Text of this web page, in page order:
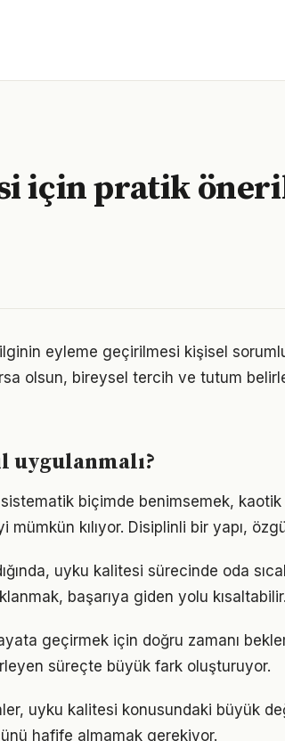
için pratik
eyleme geçirilmesi kişisel
olsun, bireysel tercih ve tutum
uygulanmalı?
biçimde benimsemek,
kılıyor. Disiplinli bir yapı,
uyku kalitesi sürecinde oda
başarıya giden yolu kısaltabilir.
geçirmek için doğru zamanı
süreçte büyük fark oluşturuyor.
uyku kalitesi konusundaki büyük
hafife almamak gerekiyor.